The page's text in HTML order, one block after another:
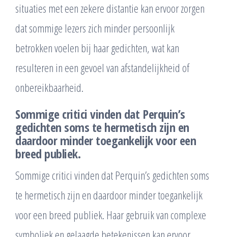
situaties met een zekere distantie kan ervoor zorgen
dat sommige lezers zich minder persoonlijk
betrokken voelen bij haar gedichten, wat kan
resulteren in een gevoel van afstandelijkheid of
onbereikbaarheid.
Sommige critici vinden dat Perquin’s
gedichten soms te hermetisch zijn en
daardoor minder toegankelijk voor een
breed publiek.
Sommige critici vinden dat Perquin’s gedichten soms
te hermetisch zijn en daardoor minder toegankelijk
voor een breed publiek. Haar gebruik van complexe